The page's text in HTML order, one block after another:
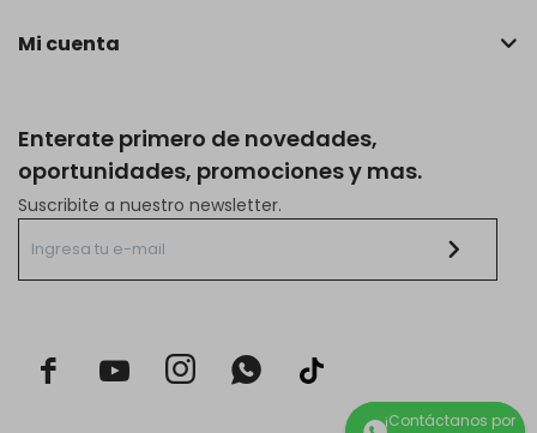
Enterate primero de novedades,
oportunidades, promociones y mas.
Suscribite a nuestro newsletter.
  
Mi cuenta